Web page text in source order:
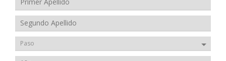
Paso